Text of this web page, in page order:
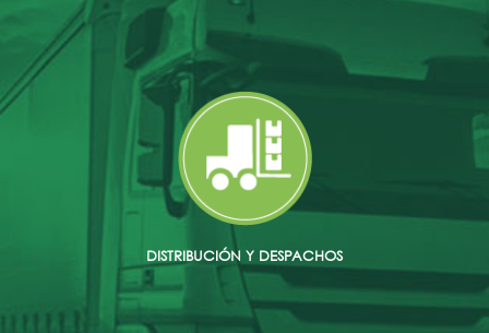
DISTRIBUCIÓN Y DESPACHOS